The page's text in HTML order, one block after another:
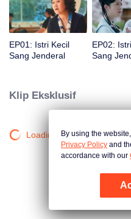
EP01: Istri Kecil
Sang Jenderal
EP02:
Sang
Klip Eksklusif
Loading…By using the
Privacy Policy and
accordance with our